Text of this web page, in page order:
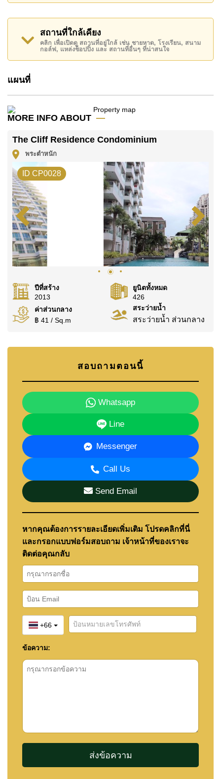
ได้แก่: เดินทางไปชายหาดได้ง่าย, ไกล้เคียงรถประจำทาง
, ตลาดน้ำสี่ภาคพัทยา, พัทยาปาร์ค , เอเชีย 9 หลุม กอล์ฟ
, รพ.กรุงเทพจอมเทียน, โรงพยาบาลเมืองพัทยา
อสังหาริมทรัพย์นี้มีไว้สำหรับขายในราคา ฿ 7,350,000
บาท คิดเป็น ฿ 77,368 บาทต่อตารางเมตร
โฉนดที่ดินของอสังหาริมทรัพย์นี้อยู่ภายใต้กรรมสิทธิ์ ชื่อ
ค้นพบโอกาสในการทำให้ที่อยู่อาศัยนี้เป็นบ้านในฝันของ
คุณ!
ติดต่อ Cornerstone Real Estate โทร +6638411250
หรือ อีเมล
WhatsApp ของสำนักงาน:+66807945904
@cornerstonepattaya
สถานที่ใกล้เคียง
คลิก เพื่อเปิดดู สถานที่อยู่ใกล้ เช่น ชายหาด, โรงเรียน, สนาม
กอล์ฟ, แหล่งช็อปปิ้ง และ สถานที่อื่นๆ ที่น่าสนใจ
แผนที่
MORE INFO ABOUT
The Cliff Residence Condominium
พระตำหนัก
ID CP0028
ปีที่สร้าง
2013
ยูนิตทั้งหมด
426
ค่าส่วนกลาง
฿ 41 / Sq.m
สระว่ายน้ำ
สระว่ายน้ำ ส่วนกลาง
สอบถามตอนนี้
Whatsapp
Line
Messenger
Call Us
Send Email
หากคุณต้องการรายละเอียดเพิ่มเติม โปรดคลิกที่นี่
และกรอกแบบฟอร์มสอบถาม เจ้าหน้าที่ของเราจะ
ติดต่อคุณกลับ
+66
ข้อความ: